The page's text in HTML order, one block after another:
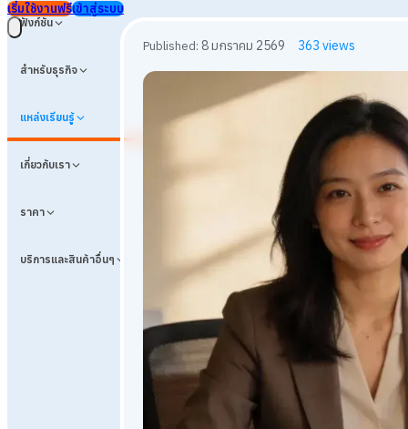
ฟังก์ชัน
สำหรับธุรกิจ
แหล่งเรียนรู้
เกี่ยวกับเรา
ราคา
บริการและสินค้าอื่นๆ
เริ่มใช้งานฟรีเข้าสู่ระบบ
8 มกราคม 2569 363views